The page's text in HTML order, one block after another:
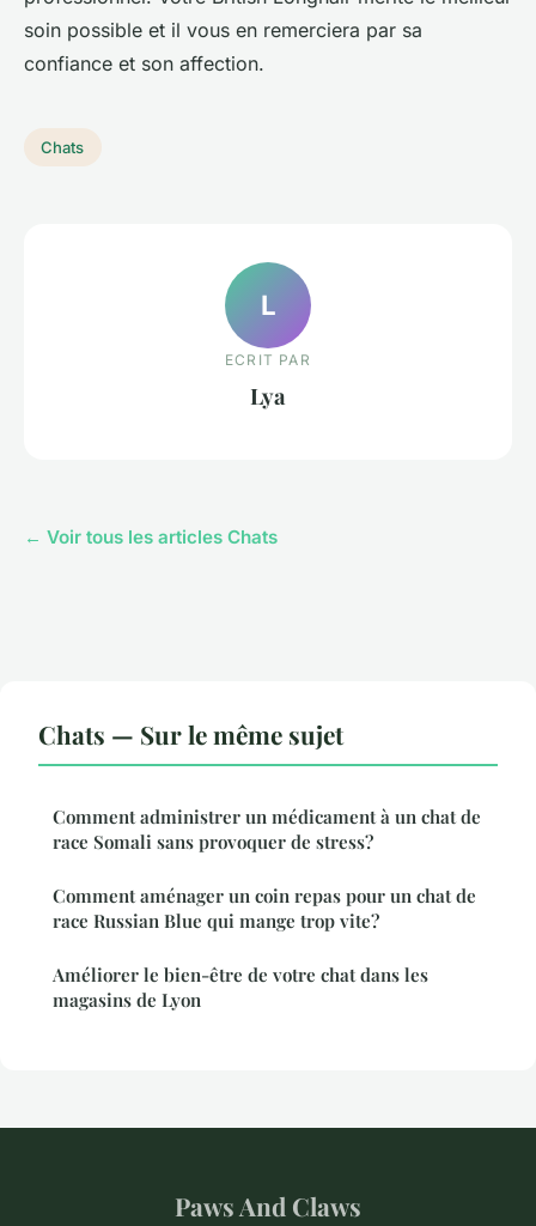
soin possible et il vous en remerciera par sa
confiance et son affection.
Chats
L
ECRIT PAR
Lya
← Voir tous les articles Chats
Chats — Sur le même sujet
Comment administrer un médicament à un chat de
race Somali sans provoquer de stress?
Comment aménager un coin repas pour un chat de
race Russian Blue qui mange trop vite?
Améliorer le bien-être de votre chat dans les
magasins de Lyon
Paws And Claws